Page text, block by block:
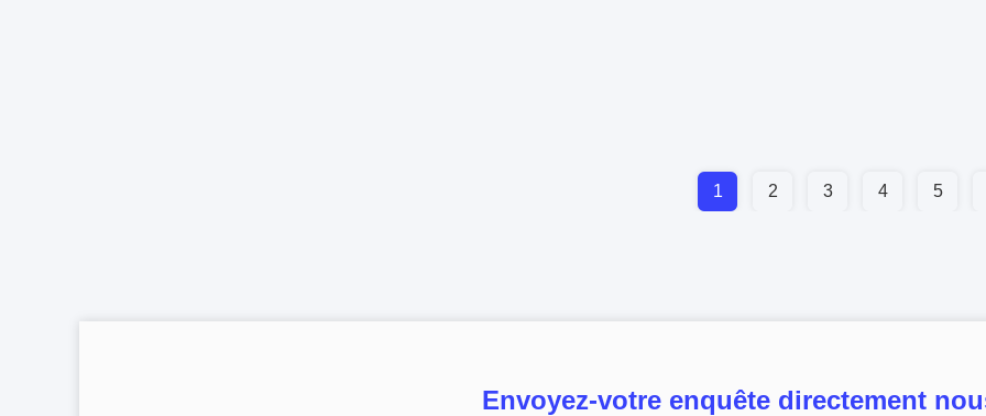
1 2 3 4 5
Envoyez-votre enquête directement